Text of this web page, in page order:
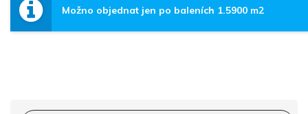
Možno objednat jen po baleních 1.5900 m2